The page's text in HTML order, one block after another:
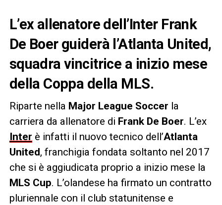
L’ex allenatore dell’Inter Frank
De Boer guiderà l’Atlanta United,
squadra vincitrice a inizio mese
della Coppa della MLS.
Riparte nella Major League Soccer la
carriera da allenatore di Frank De Boer. L’ex
Inter è infatti il nuovo tecnico dell’Atlanta
United, franchigia fondata soltanto nel 2017
che si è aggiudicata proprio a inizio mese la
MLS Cup. L’olandese ha firmato un contratto
pluriennale con il club statunitense e